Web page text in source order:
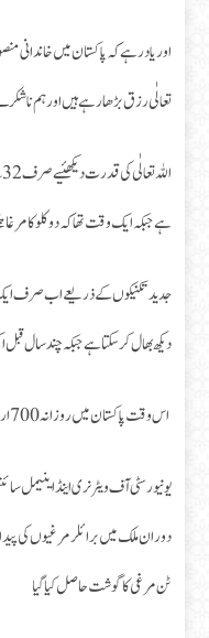
اور یاد رہے کہ پاکستان میں خاندانی
تعالٰی رزق بڑھا رہے ہیں اور ہم نا
ہے جبکہ ایک وقت تھا کہ دو کلو کا مرغا
دیکھ‌بھال کر سکتا ہے جبکہ چند سال
اس وقت پاکستان میں روزانہ 700ارب روپے کا کاروبار صرف پولٹری پروڈکٹس پہ ہو رہا ہے
ٹن مرغی کا گوشت حاصل کیا گیا